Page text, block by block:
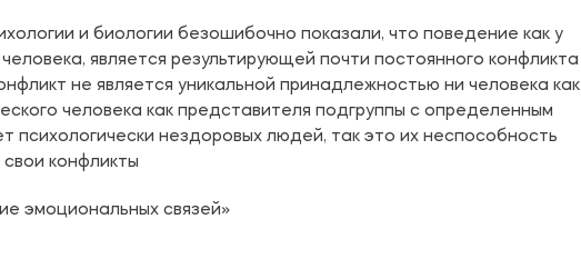
и биологии безошибочно показали, что поведение как у
является результирующей почти постоянного конфликта
не является уникальной принадлежностью ни человека как
человека как представителя подгруппы с определенным
психологически нездоровых людей, так это их неспособность
конфликты
эмоциональных связей»